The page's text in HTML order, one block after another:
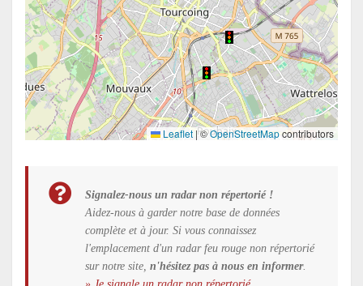
Leaflet |©OpenStreetMapcontributors
Signalez-nous un radar non répertorié !
Aidez-nous à garder notre base de données
complète et à jour. Si vous connaissez
l'emplacement d'un radar feu rouge non répertorié
sur notre site, n'hésitez pas à nous en informer.
» Je signale un radar non répertorié